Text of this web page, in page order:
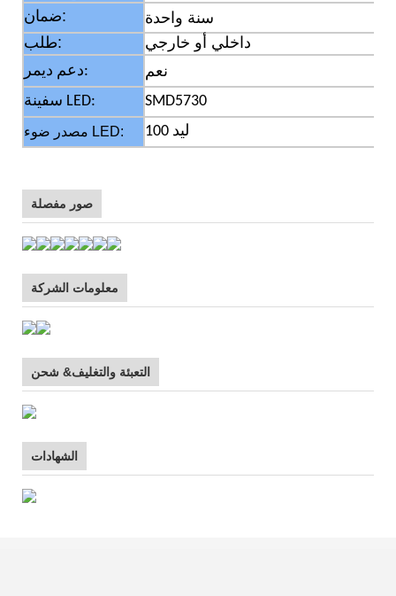
ضمان:
سنة واحدة
طلب:
داخلي أو خارجي
دعم ديمر: نعم
سفينة LED: SMD5730
مصدر ضوء LED: 100 ليد
صور مفصلة
معلومات الشركة
التعبئة والتغليف& شحن
الشهادات